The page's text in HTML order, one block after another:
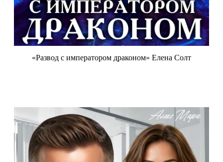
«Развод с императором драконом» Елена Солт